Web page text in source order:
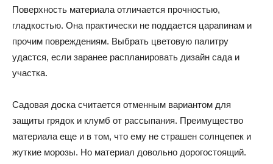
Поверхность материала отличается прочностью,
гладкостью. Она практически не поддается царапинам и
прочим повреждениям. Выбрать цветовую палитру
удастся, если заранее распланировать дизайн сада и
участка.
Садовая доска считается отменным вариантом для
защиты грядок и клумб от рассыпания. Преимущество
материала еще и в том, что ему не страшен солнцепек и
жуткие морозы. Но материал довольно дорогостоящий.